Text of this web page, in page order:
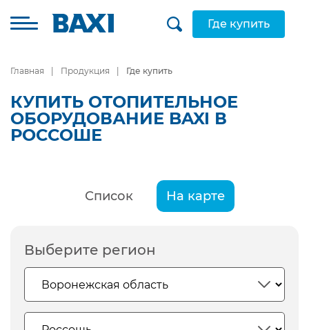
Где купить
Главная Продукция Где купить
КУПИТЬ ОТОПИТЕЛЬНОЕ
ОБОРУДОВАНИЕ BAXI В
РОССОШЕ
Список На карте
Выберите регион